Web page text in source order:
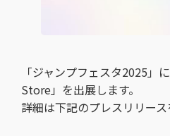
「ジャンプフェスタ2025」
Store」を出展します。
詳細は下記のプレスリリース